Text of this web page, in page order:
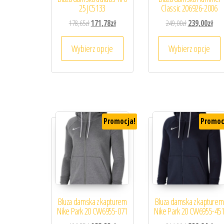
25 JC5133
178,65złPierwotna cena wynosiła: 178,65zł.
171,78złAktualna cena wynosi: 171,78zł.
Wybierz opcje
Ten produkt ma wiele wariantów.
Classic 206926-2006
249,00zł Pierwotna
239,00zł
Wybierz opcje
Promocja!
Bluza damska z kapturem
Nike Park 20 CW6955-071
Bluza damska z kapturem
Nike Park 20 CW6955-451